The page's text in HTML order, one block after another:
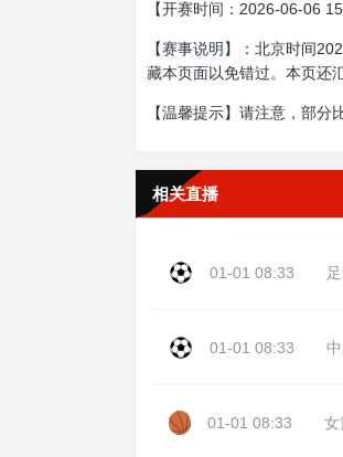
【开赛时间：2026-06-06
【赛事说明】：北京时间
藏本页面以免错过。本页还
【温馨提示】请注意，部
相关直播
01-01 08:33
01-01 08:33
01-01 08:33 女